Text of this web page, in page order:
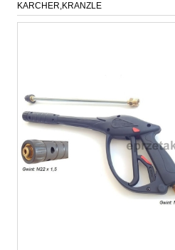
KARCHER,KRANZLE